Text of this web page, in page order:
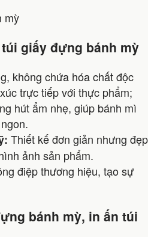
giấy đựng bánh mỳ
không chứa hóa chất độc
trực tiếp với thực phẩm;
hút ẩm nhẹ, giúp bánh mì
Thiết kế đơn giản nhưng đẹp
ảnh sản phẩm.
điệp thương hiệu, tạo sự
bánh mỳ, in ấn túi